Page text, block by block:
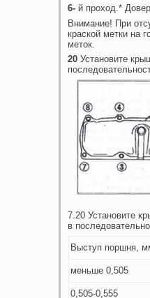
6- й проход.*
Внимание! При
краской метки на
меток.
20 Установите
7.20 Установите
в
Выступ поршня,
меньше 0,505
0,505-0,555